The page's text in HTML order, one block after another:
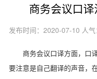
商务会议口
发布时间：2020-07-10 人
商务会议口译方面，口
要注意是自己翻译的声音，